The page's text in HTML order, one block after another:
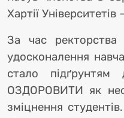
Хартії
За час
удосконалення
стало
ОЗДОРОВИТИ як
зміцнення